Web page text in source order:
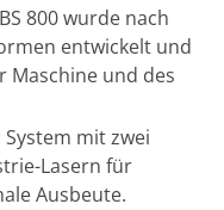
800 wurde nach
entwickelt und
Maschine und des
System mit zwei
Lasern für
Ausbeute.